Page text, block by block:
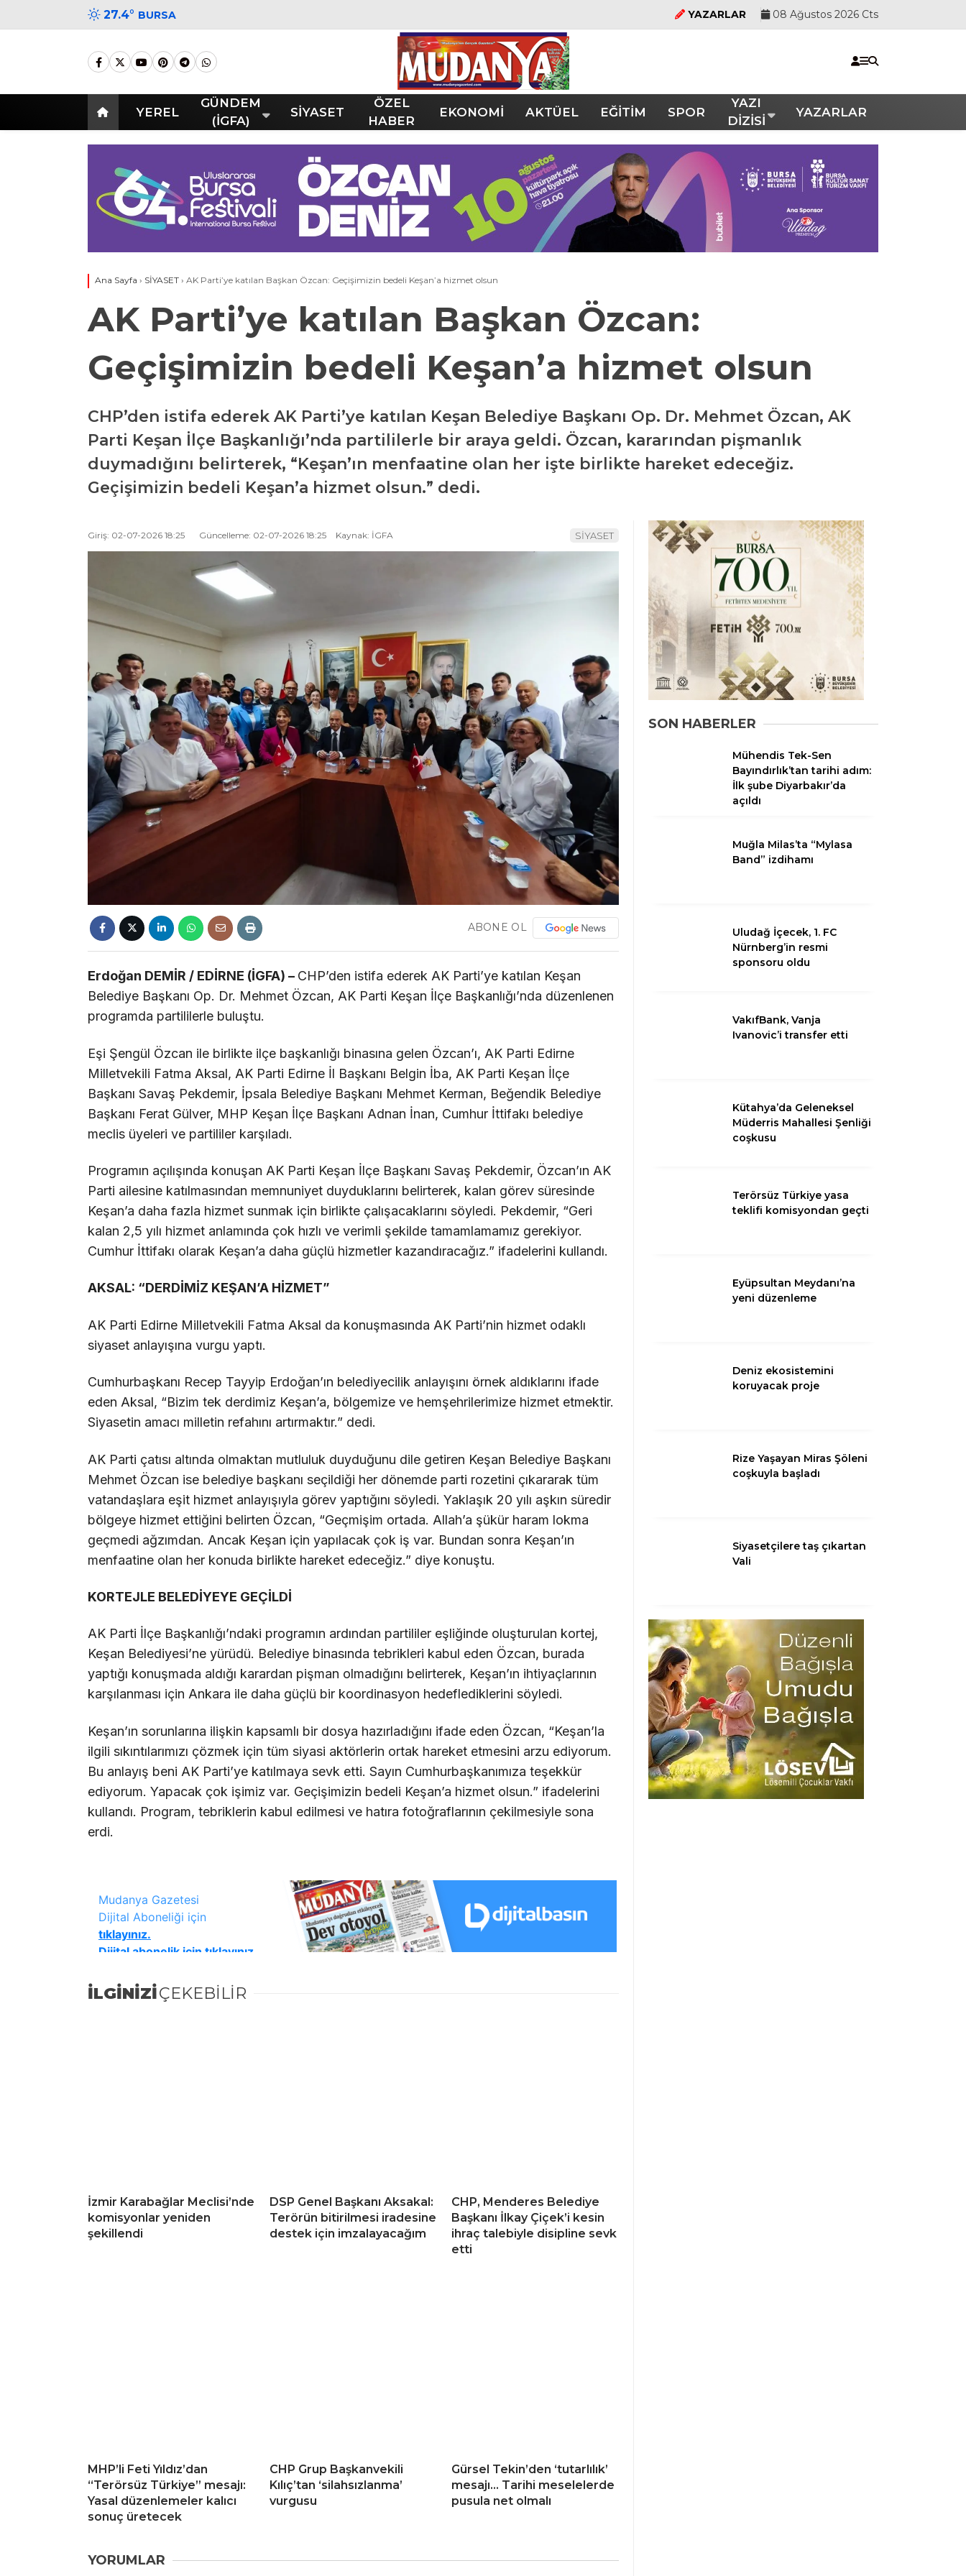
YEREL
SİYASET
ÖZEL HABER
EĞİTİM
YAZI DİZİSİ
YAZARLAR
İhbar Hattı
27.4° BURSA YAZARLAR 08 Ağustos 2026 Cts
YEREL
GÜNDEM
(İGFA)
SİYASET
ÖZEL
HABER
EKONOMİ AKTÜEL EĞİTİM SPOR
YAZI
DİZİSİ
YAZARLAR
Ana Sayfa › SİYASET › AK Parti’ye katılan Başkan Özcan: Geçişimizin bedeli Keşan’a hizmet olsun
AK Parti’ye katılan Başkan Özcan:
Geçişimizin bedeli Keşan’a hizmet olsun
CHP’den istifa ederek AK Parti’ye katılan Keşan Belediye Başkanı Op. Dr. Mehmet Özcan, AK
Parti Keşan İlçe Başkanlığı’nda partililerle bir araya geldi. Özcan, kararından pişmanlık
duymadığını belirterek, “Keşan’ın menfaatine olan her işte birlikte hareket edeceğiz.
Geçişimizin bedeli Keşan’a hizmet olsun.” dedi.
Giriş: 02-07-2026 18:25 Güncelleme: 02-07-2026 18:25 Kaynak: İGFA SİYASET
ABONE OL
Erdoğan DEMİR / EDİRNE (İGFA) – CHP’den istifa ederek AK Parti’ye katılan Keşan
Belediye Başkanı Op. Dr. Mehmet Özcan, AK Parti Keşan İlçe Başkanlığı’nda düzenlenen
programda partililerle buluştu.
Eşi Şengül Özcan ile birlikte ilçe başkanlığı binasına gelen Özcan’ı, AK Parti Edirne
Milletvekili Fatma Aksal, AK Parti Edirne İl Başkanı Belgin İba, AK Parti Keşan İlçe
Başkanı Savaş Pekdemir, İpsala Belediye Başkanı Mehmet Kerman, Beğendik Belediye
Başkanı Ferat Gülver, MHP Keşan İlçe Başkanı Adnan İnan, Cumhur İttifakı belediye
meclis üyeleri ve partililer karşıladı.
Programın açılışında konuşan AK Parti Keşan İlçe Başkanı Savaş Pekdemir, Özcan’ın AK
Parti ailesine katılmasından memnuniyet duyduklarını belirterek, kalan görev süresinde
Keşan’a daha fazla hizmet sunmak için birlikte çalışacaklarını söyledi. Pekdemir, “Geri
kalan 2,5 yılı hizmet anlamında çok hızlı ve verimli şekilde tamamlamamız gerekiyor.
Cumhur İttifakı olarak Keşan’a daha güçlü hizmetler kazandıracağız.” ifadelerini kullandı.
AKSAL: “DERDİMİZ KEŞAN’A HİZMET”
AK Parti Edirne Milletvekili Fatma Aksal da konuşmasında AK Parti’nin hizmet odaklı
siyaset anlayışına vurgu yaptı.
Cumhurbaşkanı Recep Tayyip Erdoğan’ın belediyecilik anlayışını örnek aldıklarını ifade
eden Aksal, “Bizim tek derdimiz Keşan’a, bölgemize ve hemşehrilerimize hizmet etmektir.
Siyasetin amacı milletin refahını artırmaktır.” dedi.
AK Parti çatısı altında olmaktan mutluluk duyduğunu dile getiren Keşan Belediye Başkanı
Mehmet Özcan ise belediye başkanı seçildiği her dönemde parti rozetini çıkararak tüm
vatandaşlara eşit hizmet anlayışıyla görev yaptığını söyledi. Yaklaşık 20 yılı aşkın süredir
bölgeye hizmet ettiğini belirten Özcan, “Geçmişim ortada. Allah’a şükür haram lokma
geçmedi ağzımdan. Ancak Keşan için yapılacak çok iş var. Bundan sonra Keşan’ın
menfaatine olan her konuda birlikte hareket edeceğiz.” diye konuştu.
KORTEJLE BELEDİYEYE GEÇİLDİ
AK Parti İlçe Başkanlığı’ndaki programın ardından partililer eşliğinde oluşturulan kortej,
Keşan Belediyesi’ne yürüdü. Belediye binasında tebrikleri kabul eden Özcan, burada
yaptığı konuşmada aldığı karardan pişman olmadığını belirterek, Keşan’ın ihtiyaçlarının
karşılanması için Ankara ile daha güçlü bir koordinasyon hedeflediklerini söyledi.
Keşan’ın sorunlarına ilişkin kapsamlı bir dosya hazırladığını ifade eden Özcan, “Keşan’la
ilgili sıkıntılarımızı çözmek için tüm siyasi aktörlerin ortak hareket etmesini arzu ediyorum.
Bu anlayış beni AK Parti’ye katılmaya sevk etti. Sayın Cumhurbaşkanımıza teşekkür
ediyorum. Yapacak çok işimiz var. Geçişimizin bedeli Keşan’a hizmet olsun.” ifadelerini
kullandı. Program, tebriklerin kabul edilmesi ve hatıra fotoğraflarının çekilmesiyle sona
erdi.
İLGİNİZİÇEKEBİLİR
İzmir Karabağlar Meclisi’nde
komisyonlar yeniden
şekillendi
DSP Genel Başkanı Aksakal:
Terörün bitirilmesi iradesine
destek için imzalayacağım
CHP, Menderes Belediye
Başkanı İlkay Çiçek’i kesin
ihraç talebiyle disipline sevk
etti
MHP’li Feti Yıldız’dan
“Terörsüz Türkiye” mesajı:
Yasal düzenlemeler kalıcı
sonuç üretecek
CHP Grup Başkanvekili
Kılıç’tan ‘silahsızlanma’
vurgusu
Gürsel Tekin’den ‘tutarlılık’
mesajı… Tarihi meselelerde
pusula net olmalı
YORUMLAR
SON HABERLER
Mühendis Tek-Sen
Bayındırlık’tan tarihi adım:
İlk şube Diyarbakır’da
açıldı
Muğla Milas’ta “Mylasa
Band” izdihamı
Uludağ İçecek, 1. FC
Nürnberg’in resmi
sponsoru oldu
VakıfBank, Vanja
Ivanovic’i transfer etti
Kütahya’da Geleneksel
Müderris Mahallesi Şenliği
coşkusu
Terörsüz Türkiye yasa
teklifi komisyondan geçti
Eyüpsultan Meydanı’na
yeni düzenleme
Deniz ekosistemini
koruyacak proje
Rize Yaşayan Miras Şöleni
coşkuyla başladı
Siyasetçilere taş çıkartan
Vali